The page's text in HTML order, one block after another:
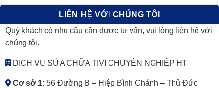
LIÊN HỆ VỚI CHÚNG TÔI
Quý khách có nhu cầu cần được tư vấn, vui lòng liên hệ với
chúng tôi.
DỊCH VỤ SỬA CHỮA TIVI CHUYÊN NGHIỆP HT
Cơ sở 1: 56 Đường B – Hiệp Bình Chánh – Thủ Đức